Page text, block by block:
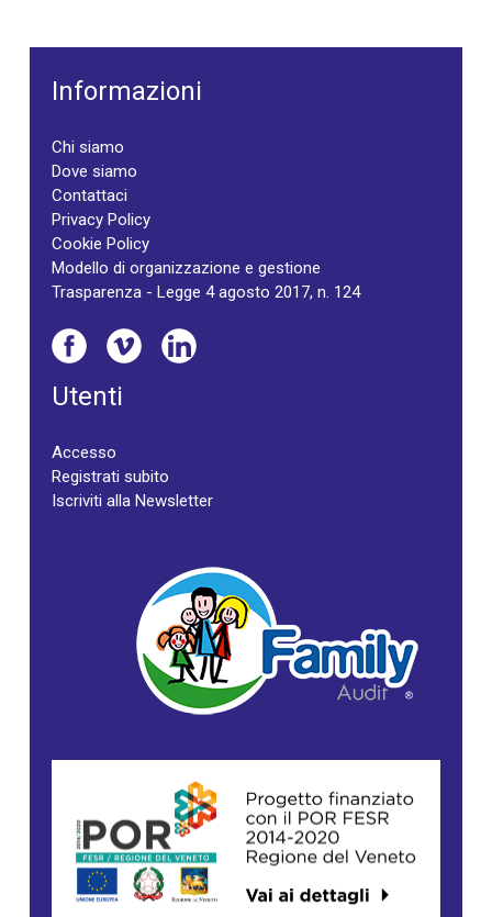
Informazioni
Chi siamo
Dove siamo
Contattaci
Privacy Policy
Cookie Policy
Modello di organizzazione e gestione
Trasparenza - Legge 4 agosto 2017, n. 124
Utenti
Accesso
Registrati subito
Iscriviti alla Newsletter